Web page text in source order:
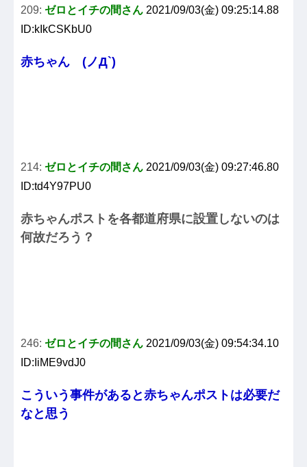
209: ゼロとイチの間さん 2021/09/03(金) 09:25:14.88
ID:kIkCSKbU0
赤ちゃん (ノД`)
214: ゼロとイチの間さん 2021/09/03(金) 09:27:46.80
ID:td4Y97PU0
赤ちゃんポストを各都道府県に設置しないのは
何故だろう？
246: ゼロとイチの間さん 2021/09/03(金) 09:54:34.10
ID:IiME9vdJ0
こういう事件があると赤ちゃんポストは必要だ
なと思う